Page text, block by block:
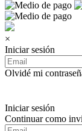
×
Iniciar sesión
Olvidé mi
Iniciar sesión
Continuar como